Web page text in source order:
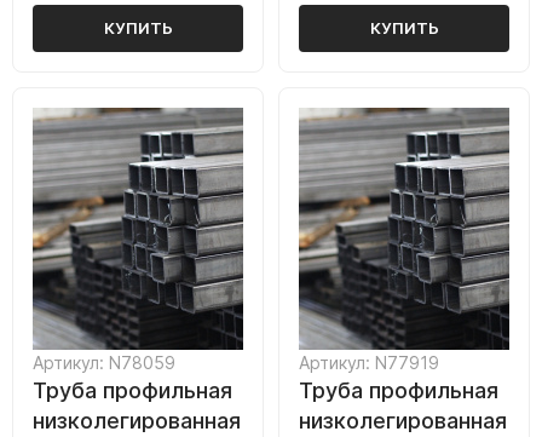
КУПИТЬ КУПИТЬ
Артикул: N78059
Труба профильная
низколегированная
Артикул: N77919
Труба профильная
низколегированная